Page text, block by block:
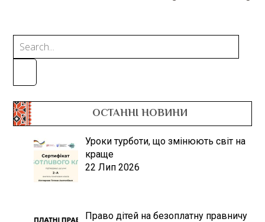
ОСТАННІ НОВИНИ
Уроки турботи, що змінюють світ на
краще
22 Лип 2026
Право дітей на безоплатну правничу